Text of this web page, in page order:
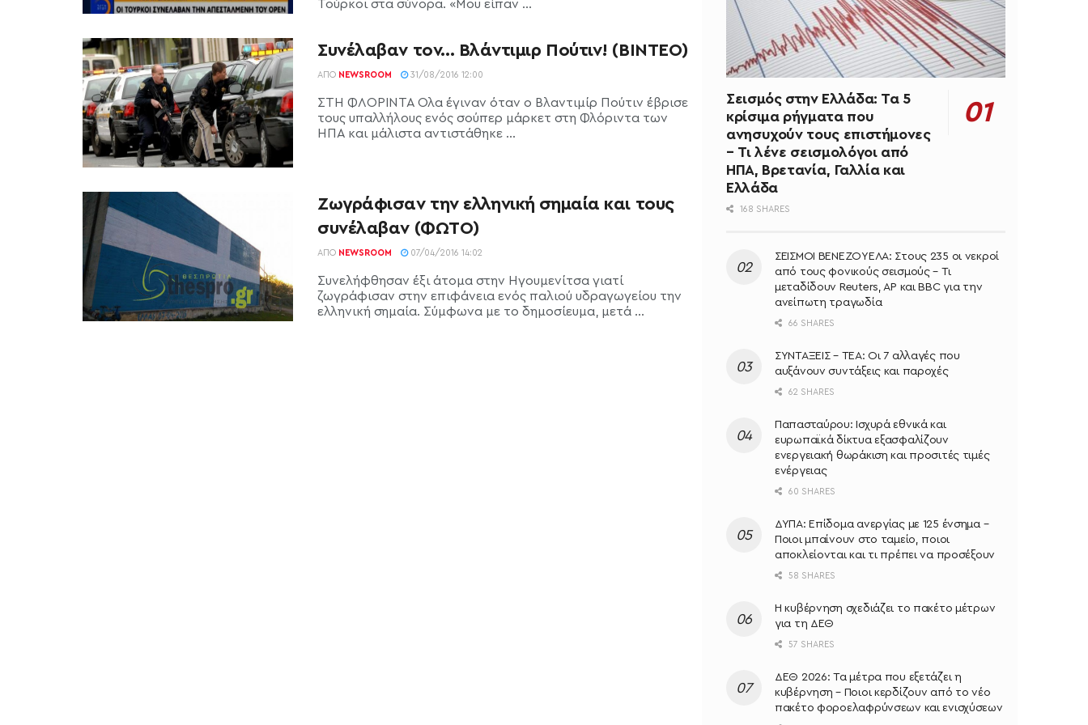
Τούρκοι στα σύνορα. «Μου είπαν ...
Συνέλαβαν τον… Βλάντιμιρ Πούτιν! (ΒΙΝΤΕΟ)
ΑΠΌ NEWSROOM 31/08/2016 12:00
ΣΤΗ ΦΛΟΡΙΝΤΑ Όλα έγιναν όταν ο Βλαντιμίρ Πούτιν έβρισε
τους υπαλλήλους ενός σούπερ μάρκετ στη Φλόριντα των
ΗΠΑ και μάλιστα αντιστάθηκε ...
Ζωγράφισαν την ελληνική σημαία και τους
συνέλαβαν (ΦΩΤΟ)
ΑΠΌ NEWSROOM 07/04/2016 14:02
Συνελήφθησαν έξι άτομα στην Ηγουμενίτσα γιατί
ζωγράφισαν στην επιφάνεια ενός παλιού υδραγωγείου την
ελληνική σημαία. Σύμφωνα με το δημοσίευμα, μετά ...
Σεισμός στην Ελλάδα: Τα 5
κρίσιμα ρήγματα που
ανησυχούν τους επιστήμονες
– Τι λένε σεισμολόγοι από
ΗΠΑ, Βρετανία, Γαλλία και
Ελλάδα
168 SHARES
ΣΕΙΣΜΟΙ ΒΕΝΕΖΟΥΕΛΑ: Στους 235 οι νεκροί
από τους φονικούς σεισμούς – Τι
μεταδίδουν Reuters, AP και BBC για την
ανείπωτη τραγωδία
66 SHARES
ΣΥΝΤΑΞΕΙΣ – ΤΕΑ: Οι 7 αλλαγές που
αυξάνουν συντάξεις και παροχές
62 SHARES
Παπασταύρου: Ισχυρά εθνικά και
ευρωπαϊκά δίκτυα εξασφαλίζουν
ενεργειακή θωράκιση και προσιτές τιμές
ενέργειας
60 SHARES
ΔΥΠΑ: Επίδομα ανεργίας με 125 ένσημα –
Ποιοι μπαίνουν στο ταμείο, ποιοι
αποκλείονται και τι πρέπει να προσέξουν
58 SHARES
Η κυβέρνηση σχεδιάζει το πακέτο μέτρων
για τη ΔΕΘ
57 SHARES
ΔΕΘ 2026: Τα μέτρα που εξετάζει η
κυβέρνηση – Ποιοι κερδίζουν από το νέο
πακέτο φοροελαφρύνσεων και ενισχύσεων